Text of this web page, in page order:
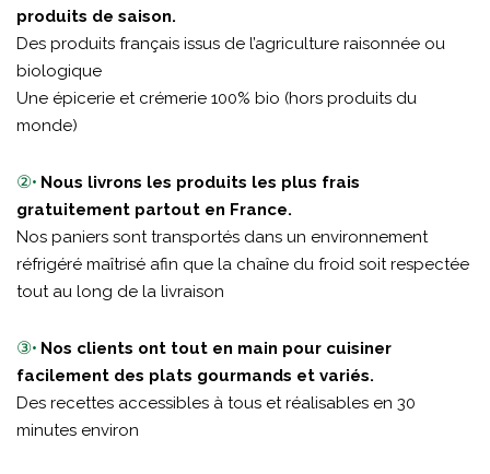
produits de saison.
Des produits français issus de l’agriculture raisonnée ou
biologique
Une épicerie et crémerie 100% bio (hors produits du
monde)
②• Nous livrons les produits les plus frais
gratuitement partout en France.
Nos paniers sont transportés dans un environnement
réfrigéré maîtrisé afin que la chaîne du froid soit respectée
tout au long de la livraison
③• Nos clients ont tout en main pour cuisiner
facilement des plats gourmands et variés.
Des recettes accessibles à tous et réalisables en 30
minutes environ